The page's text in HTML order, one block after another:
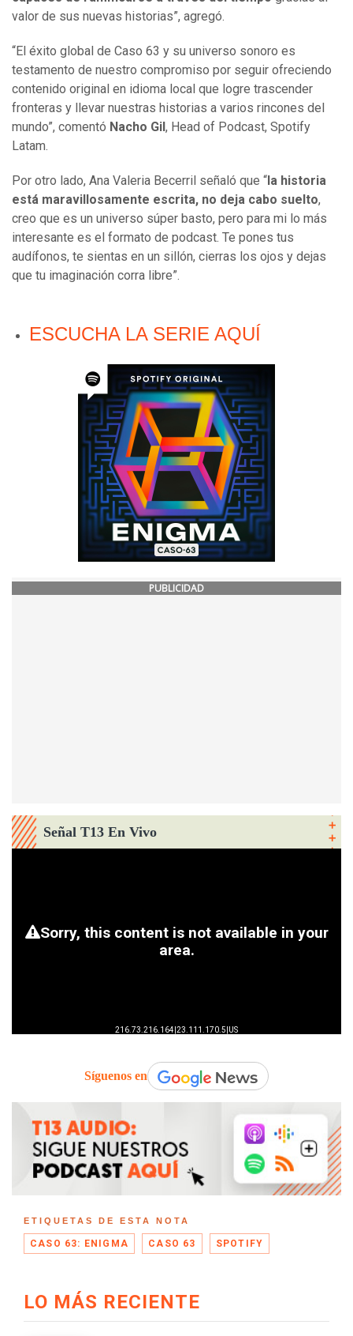
valor de sus nuevas historias”, agregó.
“El éxito global de Caso 63 y su universo sonoro es
testamento de nuestro compromiso por seguir ofreciendo
contenido original en idioma local que logre trascender
fronteras y llevar nuestras historias a varios rincones del
mundo”, comentó Nacho Gil , Head of Podcast, Spotify
Latam.
Por otro lado, Ana Valeria Becerril señaló que “ la historia
está maravillosamente escrita, no deja cabo suelto,
creo que es un universo súper basto, pero para mi lo más
interesante es el formato de podcast. Te pones tus
audífonos, te sientas en un sillón, cierras los ojos y dejas
que tu imaginación corra libre”.
ESCUCHA LA SERIE AQUÍ
PUBLICIDAD
Señal T13 En Vivo
Síguenos en
ETIQUETAS DE ESTA NOTA
CASO 63: ENIGMA CASO 63 SPOTIFY
LO MÁS RECIENTE